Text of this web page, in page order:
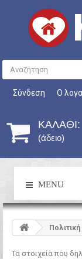
Σύνδεση Ο
ΚΑΛΆΘΙ:
(άδειο)
MENU
Τα στοιχεία που